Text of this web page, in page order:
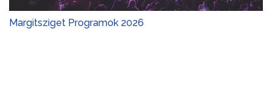
Margitsziget Programok 2026